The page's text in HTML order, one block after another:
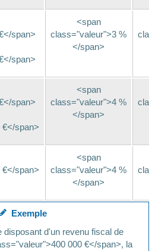
span>
span>
<span
class="valeur">3 %
</span>
span>
span>
<span
class="valeur">4 %
</span>
span>
<span
class="valeur">4 %
</span>
Exemple
disposant d'un revenu fiscal de
000 €</span>, la